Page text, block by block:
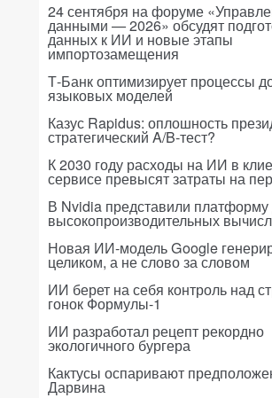
24 сентября на форуме
данными — 2026» обсудят
данных к ИИ и новые этапы
импортозамещения
Т-Банк оптимизирует процессы
языковых моделей
Казус Rapidus: оплошность
стратегический A/B-тест?
К 2030 году расходы на ИИ в
сервисе превысят затраты на
В Nvidia представили
высокопроизводительных
Новая ИИ-модель Google
целиком, а не слово за словом
ИИ берет на себя контроль над
гонок Формулы-1
ИИ разработал рецепт рекордно
экологичного бургера
Кактусы оспаривают
Дарвина